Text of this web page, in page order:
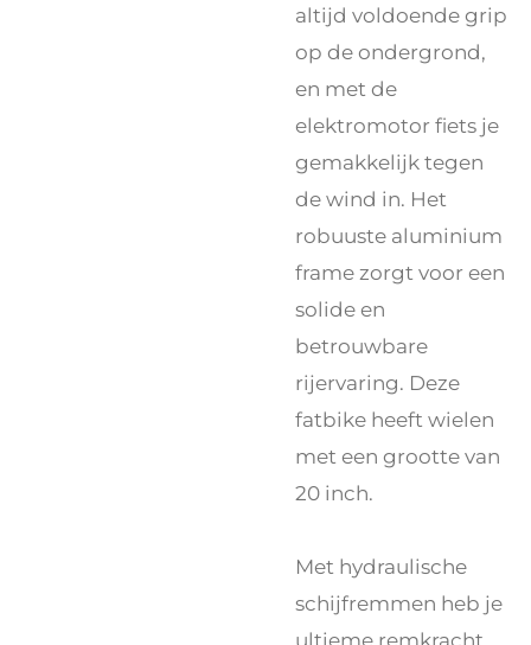
altijd voldoende grip
op de ondergrond,
en met de
elektromotor fiets je
gemakkelijk tegen
de wind in. Het
robuuste aluminium
frame zorgt voor een
solide en
betrouwbare
rijervaring. Deze
fatbike heeft wielen
met een grootte van
20 inch.
Met hydraulische
schijfremmen heb je
ultieme remkracht